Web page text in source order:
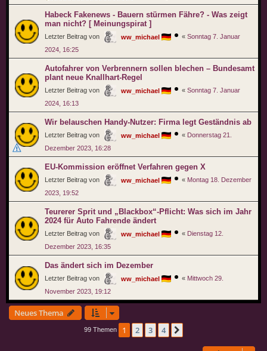
Habeck Fakenews - Bauern stürmen Fähre? - Was zeigt
man nicht? [ Meinungspirat ]
Letzter Beitrag von ww_michael « Sonntag 7. Januar
2024, 16:25
Autofahrer von Verbrennern sollen blechen – Bundesamt
plant neue Knallhart-Regel
Letzter Beitrag von ww_michael « Sonntag 7. Januar
2024, 16:13
Wir belauschen Handy-Nutzer: Firma legt Geständnis ab
Letzter Beitrag von ww_michael « Donnerstag 21.
Dezember 2023, 16:28
EU-Kommission eröffnet Verfahren gegen X
Letzter Beitrag von ww_michael « Montag 18. Dezember
2023, 19:52
Teurerer Sprit und „Blackbox“-Pflicht: Was sich im Jahr
2024 für Auto Fahrende ändert
Letzter Beitrag von ww_michael « Dienstag 12.
Dezember 2023, 16:35
Das ändert sich im Dezember
Letzter Beitrag von ww_michael « Mittwoch 29.
November 2023, 19:12
Neues Thema
99 Themen 1 2 3 4